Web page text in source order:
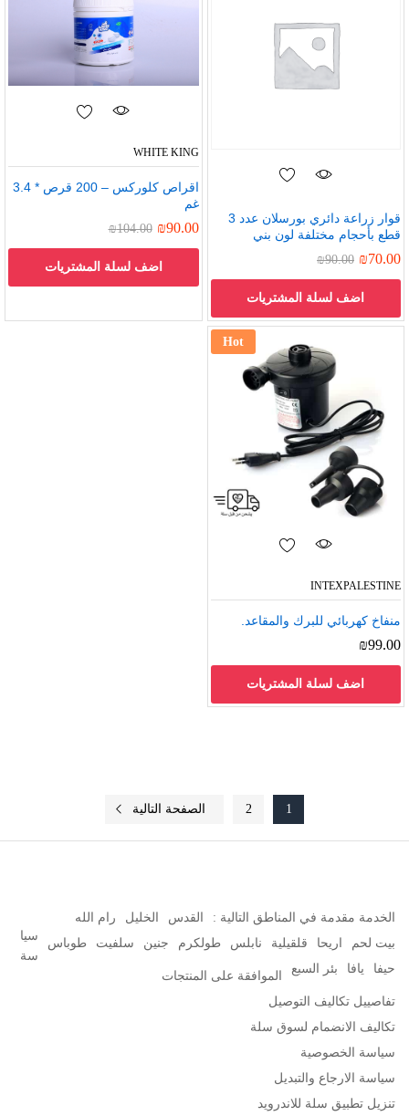
قوار زراعة دائري بورسلان عدد 3
قطع بأحجام مختلفة لون بني
₪70.00
₪90.00
اضف لسلة المشتريات
WHITE KING
اقراص كلوركس – 200 قرص * 3.4
غم
₪90.00
₪104.00
اضف لسلة المشتريات
Hot
INTEXPALESTINE
منفاخ كهربائي للبرك والمقاعد.
₪99.00
اضف لسلة المشتريات
1
2 الصفحة التالية
الخدمة مقدمة في المناطق التالية : القدس الخليل
رام الله
بيت لحم
اريحا قلقيلية نابلس طولكرم جنين سلفيت
طوباس
حيفا
يافا بئر السبع
سيا
سة
الموافقة على المنتجات
تفاصييل تكاليف التوصيل
تكاليف الانضمام لسوق سلة
سياسة الخصوصية
سياسة الارجاع والتبديل
تنزيل تطبيق سلة للاندرويد